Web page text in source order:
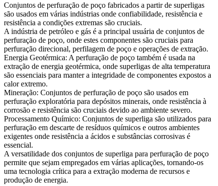
Conjuntos de perfuração de poço fabricados a partir de superligas
são usados em várias indústrias onde confiabilidade, resistência e
resistência a condições extremas são cruciais.
A indústria de petróleo e gás é a principal usuária de conjuntos de
perfuração de poço, onde estes componentes são cruciais para
perfuração direcional, perfilagem de poço e operações de extração.
Energia Geotérmica: A perfuração de poço também é usada na
extração de energia geotérmica, onde superligas de alta temperatura
são essenciais para manter a integridade de componentes expostos a
calor extremo.
Mineração: Conjuntos de perfuração de poço são usados em
perfuração exploratória para depósitos minerais, onde resistência à
corrosão e resistência são cruciais devido ao ambiente severo.
Processamento Químico: Conjuntos de superliga são utilizados para
perfuração em descarte de resíduos químicos e outros ambientes
exigentes onde resistência a ácidos e substâncias corrosivas é
essencial.
A versatilidade dos conjuntos de superliga para perfuração de poço
permite que sejam empregados em várias aplicações, tornando-os
uma tecnologia crítica para a extração moderna de recursos e
produção de energia.